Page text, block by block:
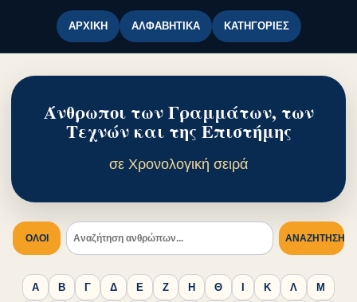
ΑΡΧΙΚΉ ΑΛΦΑΒΗΤΙΚΆ ΚΑΤΗΓΟΡΊΕΣ
Άνθρωποι των Γραμμάτων, των
Τεχνών και της Επιστήμης
σε Χρονολογική σειρά
ΟΛΟΙ ΑΝΑΖΉΤΗΣΗ
Α Β Γ Δ Ε Ζ Η Θ Κ Λ Μ